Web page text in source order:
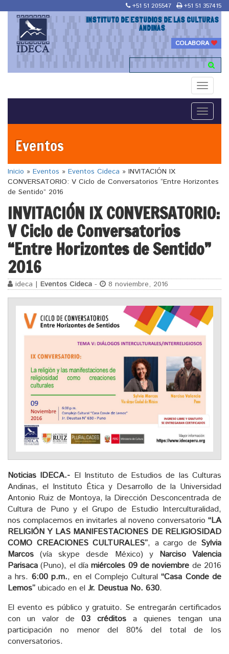
+51 51 205547 +51 51 357415
INSTITUTO DE ESTUDIOS DE LAS CULTURAS
ANDINAS
COLABORA
Toggle
Toggle
Eventos
Inicio » Eventos » Eventos Cideca » INVITACIÓN IX
CONVERSATORIO: V Ciclo de Conversatorios “Entre Horizontes
de Sentido” 2016
INVITACIÓN IX CONVERSATORIO:
V Ciclo de Conversatorios
“Entre Horizontes de Sentido”
2016
ideca | Eventos Cideca - 8 noviembre, 2016
Noticias IDECA.- El Instituto de Estudios de las Culturas
Andinas, el Instituto Ética y Desarrollo de la Universidad
Antonio Ruiz de Montoya, la Dirección Desconcentrada de
Cultura de Puno y el Grupo de Estudio Interculturalidad,
nos complacemos en invitarles al noveno conversatorio “LA
RELIGIÓN Y LAS MANIFESTACIONES DE RELIGIOSIDAD
COMO CREACIONES CULTURALES”, a cargo de Sylvia
Marcos (vía skype desde México) y Narciso Valencia
Parisaca (Puno), el díamiércoles 09 de noviembre de 2016
a hrs. 6:00 p.m., en el Complejo Cultural“Casa Conde de
Lemos” ubicado en el Jr. Deustua No. 630.
El evento es público y gratuito. Se entregarán certificados
con un valor de 03 créditos a quienes tengan una
participación no menor del 80% del total de los
conversatorios.